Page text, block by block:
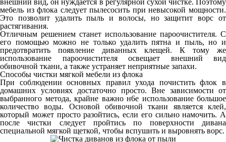
внешний вид, он нуждается в регулярной сухой чистке. Поэтому
мебель из флока следует пылесосить при невысокой мощности.
Это позволит удалить пыль и волосы, но защитит ворс от
растягивания.
Отличным решением станет использование пароочистителя. С
его помощью можно не только удалить пятна и пыль, но и
предотвратить появление диванных клещей. К тому же
использование пароочистителя освещает внешний вид
обивочной ткани, а также устраняет неприятные запахи.
Способы чистки мягкой мебели из флока
При соблюдении основных правил ухода почистить флок в
домашних условиях достаточно просто. Вне зависимости от
выбранного метода, крайне важно н6е использование большое
количество воды. Основой обивочной ткани является клей,
который может просто разойтись, если его сильно намочить. А
после чистки следует пройтись по поверхности дивана
специальной мягкой щеткой, чтобы вспушить и выровнять ворс.